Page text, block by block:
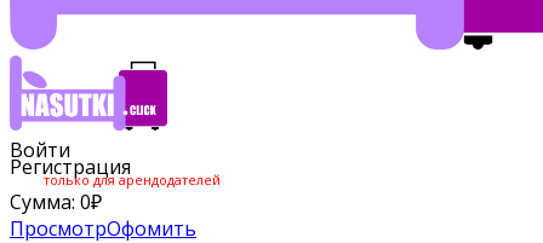
Войти
Регистрация
только для арендодателей
Сумма: 0₽
ПросмотрОфомить